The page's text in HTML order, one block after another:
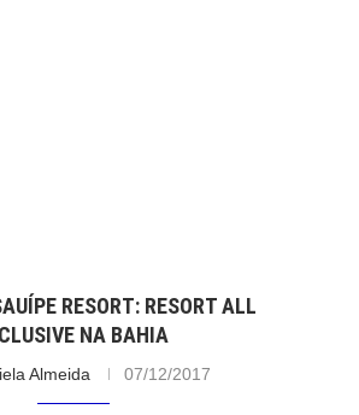
RESORT: RESORT ALL
NA BAHIA
Almeida 07/12/2017